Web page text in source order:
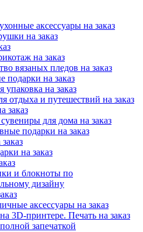
аксессуары на заказ
на заказ
на заказ
вязаных пледов на заказ
подарки на заказ
упаковка на заказ
отдыха и путешествий на заказ
заказ
для дома на заказ
подарки на заказ
на заказ
и блокноты по
дизайну
аксессуары на заказ
3D-принтере. Печать на заказ
запечаткой